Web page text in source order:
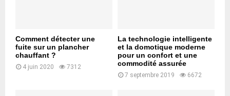
Comment détecter une
fuite sur un plancher
chauffant ?
4 juin 2020 7312
La technologie intelligente
et la domotique moderne
pour un confort et une
commodité assurée
7 septembre 2019 6672